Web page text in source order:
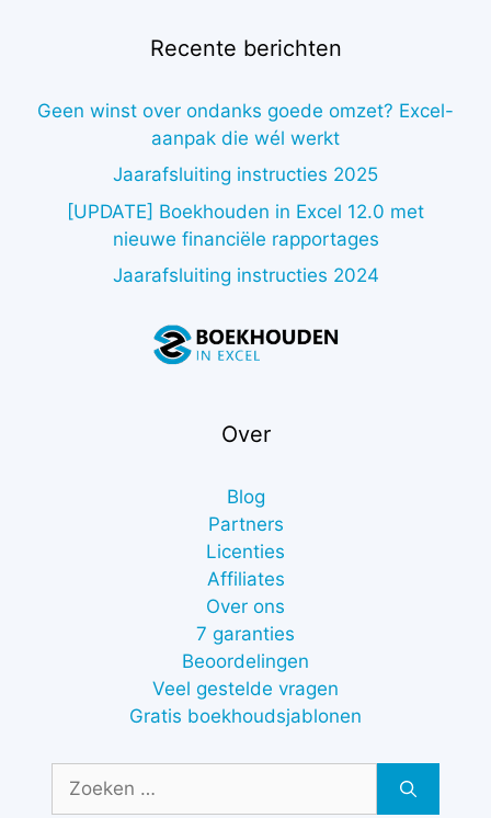
Recente berichten
Geen winst over ondanks goede omzet? Excel-
aanpak die wél werkt
Jaarafsluiting instructies 2025
[UPDATE] Boekhouden in Excel 12.0 met
nieuwe financiële rapportages
Jaarafsluiting instructies 2024
Over
Blog
Partners
Licenties
Affiliates
Over ons
7 garanties
Beoordelingen
Veel gestelde vragen
Gratis boekhoudsjablonen
Zoek